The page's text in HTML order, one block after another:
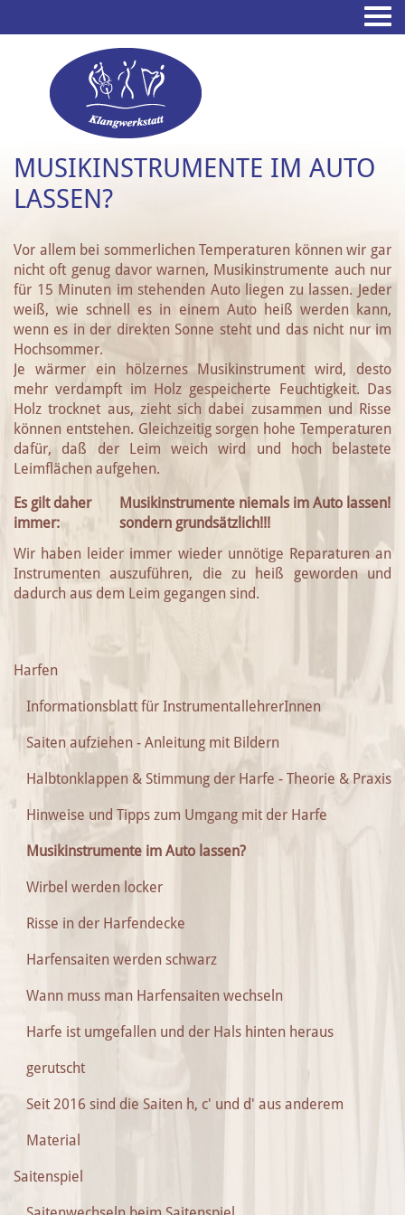
MUSIKINSTRUMENTE IM AUTO
LASSEN?
Vor allem bei sommerlichen Temperaturen können wir gar
nicht oft genug davor warnen, Musikinstrumente auch nur
für 15 Minuten im stehenden Auto liegen zu lassen. Jeder
weiß, wie schnell es in einem Auto heiß werden kann,
wenn es in der direkten Sonne steht und das nicht nur im
Hochsommer.
Je wärmer ein hölzernes Musikinstrument wird, desto
mehr verdampft im Holz gespeicherte Feuchtigkeit. Das
Holz trocknet aus, zieht sich dabei zusammen und Risse
können entstehen. Gleichzeitig sorgen hohe Temperaturen
dafür, daß der Leim weich wird und hoch belastete
Leimflächen aufgehen.
Es gilt daher
immer:
Musikinstrumente niemals im Auto
sondern grundsätzlich!!!
Wir haben leider immer wieder unnötige Reparaturen an
Instrumenten auszuführen, die zu heiß geworden und
dadurch aus dem Leim gegangen sind.
Harfen
Informationsblatt für InstrumentallehrerInnen
Saiten aufziehen - Anleitung mit Bildern
Halbtonklappen & Stimmung der Harfe - Theorie & Praxis
Hinweise und Tipps zum Umgang mit der Harfe
Musikinstrumente im Auto lassen?
Wirbel werden locker
Risse in der Harfendecke
Harfensaiten werden schwarz
Wann muss man Harfensaiten wechseln
Harfe ist umgefallen und der Hals hinten heraus
gerutscht
Seit 2016 sind die Saiten h, c' und d' aus anderem
Material
Saitenspiel